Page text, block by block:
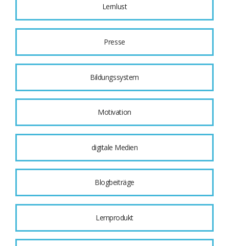
Lernlust
Presse
Bildungssystem
Motivation
digitale Medien
Blogbeiträge
Lernprodukt